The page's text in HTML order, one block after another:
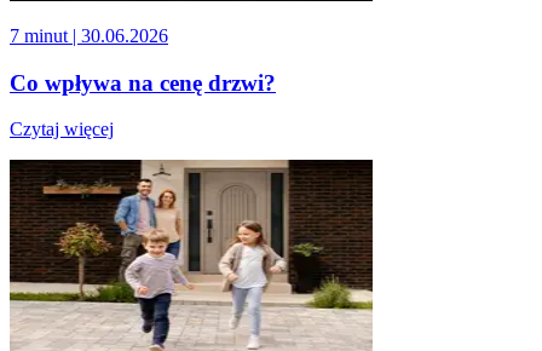
7 minut | 30.06.2026
Co wpływa na cenę drzwi?
Czytaj więcej